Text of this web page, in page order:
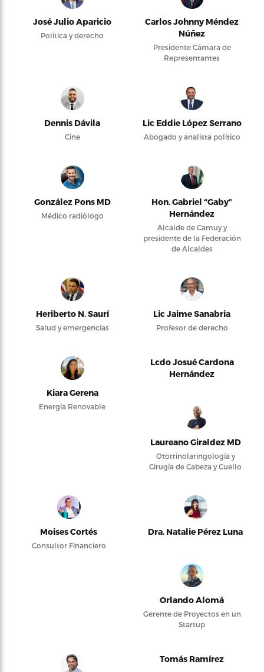
José Julio Aparicio
Política y derecho
Carlos Johnny Méndez
Núñez
Presidente Cámara de
Representantes
Dennis Dávila
Cine
Lic Eddie López Serrano
Abogado y analista político
González Pons MD
Médico radiólogo
Hon. Gabriel “Gaby”
Hernández
Alcalde de Camuy y
presidente de la Federación
de Alcaldes
Heriberto N. Saurí
Salud y emergencias
Lic Jaime Sanabria
Profesor de derecho
Kiara Gerena
Energía Renovable
Lcdo Josué Cardona
Hernández
Laureano Giraldez MD
Otorrinolaringología y
Cirugía de Cabeza y Cuello
Moises Cortés
Consultor Financiero
Dra. Natalie Pérez Luna
Orlando Alomá
Gerente de Proyectos en un
Startup
Tomás Ramírez